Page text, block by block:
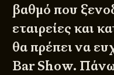
βαθμό που
εταιρείες και
θα πρέπει να
Bar Show.